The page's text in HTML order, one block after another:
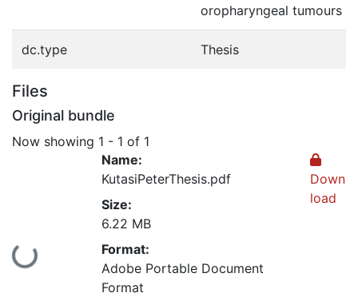
oropharyngeal tumours
dc.type Thesis
Files
Original bundle
Now showing 1 - 1 of 1
Loading...
Name:
KutasiPeterThesis.pdf
Size:
6.22 MB
Format:
Adobe Portable Document
Format
Down
load